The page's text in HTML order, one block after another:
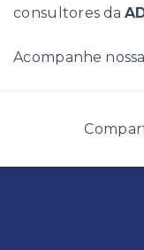
consultores da
Acompanhe